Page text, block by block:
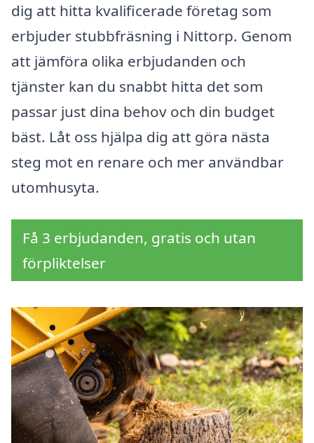
dig att hitta kvalificerade företag som
erbjuder stubbfräsning i Nittorp. Genom
att jämföra olika erbjudanden och
tjänster kan du snabbt hitta det som
passar just dina behov och din budget
bäst. Låt oss hjälpa dig att göra nästa
steg mot en renare och mer användbar
utomhusyta.
Få 3 erbjudanden, gratis och utan
förpliktelser